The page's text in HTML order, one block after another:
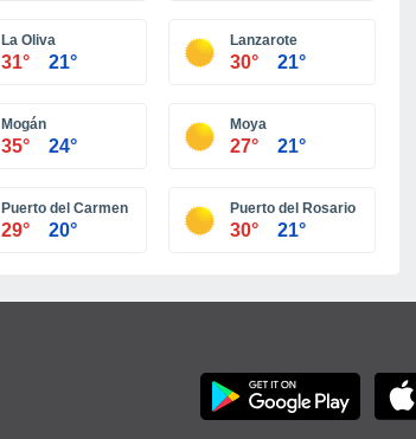
La Oliva
31° 21°
Lanzarote
30° 21°
Mogán
35° 24°
Moya
27° 21°
Puerto del Carmen
29° 20°
Puerto del Rosario
30° 21°